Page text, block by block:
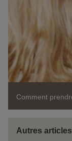
Comment
Autres articles